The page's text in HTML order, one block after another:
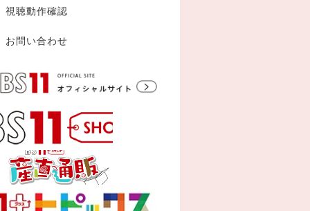
国内ドラマ
アジア映画
邦画
ForFamily
視聴動作確認
お問い合わせ
ることを望んでいたが
くし若くして爵位を継
結婚生活を送っていた
に少しずつ心を開いて
出演者